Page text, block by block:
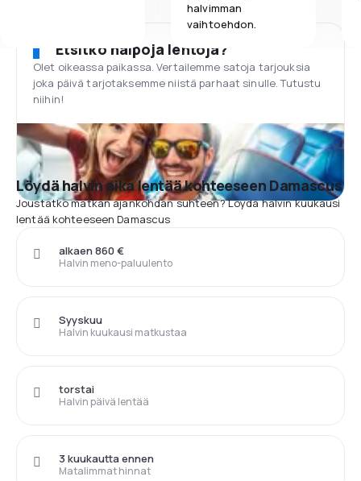
halvimman
vaihtoehdon.
Etsitkö halpoja lentoja?
Olet oikeassa paikassa. Vertailemme satoja tarjouksia
joka päivä tarjotaksemme niistä parhaat sinulle. Tutustu
niihin!
Löydä halvin aika lentää kohteeseen Damascus
Joustatko matkan ajankohdan suhteen? Löydä halvin kuukausi
lentää kohteeseen Damascus
Halvin meno-paluulento
alkaen 860 €
Halvin kuukausi matkustaa
Syyskuu
Halvin päivä lentää
torstai
Matalimmat hinnat
3 kuukautta ennen